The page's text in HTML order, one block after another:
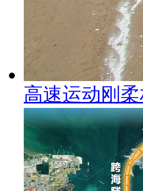
高速运动刚